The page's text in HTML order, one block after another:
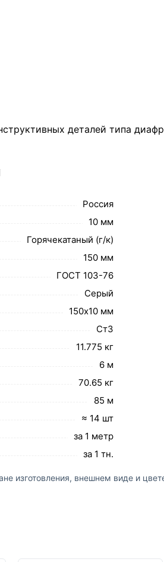
деталей типа
Россия
10 мм
Горячекатаный (г/к)
150 мм
ГОСТ 103-76
Серый
150х10 мм
Ст3
11.775 кг
6 м
70.65 кг
85 м
≈ 14 шт
за 1 метр
за 1 тн.
изготовления, внешнем виде и